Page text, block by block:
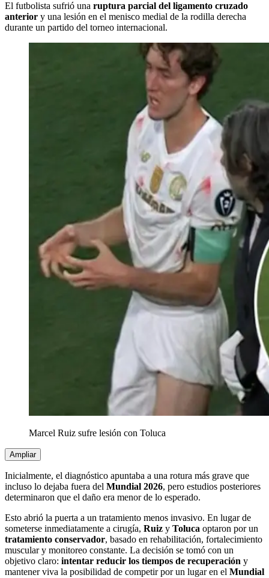
El futbolista sufrió una ruptura parcial del ligamento cruzado
anterior y una lesión en el menisco medial de la rodilla derecha
durante un partido del torneo internacional.
Marcel Ruiz sufre lesión con Toluca
Ampliar
Inicialmente, el diagnóstico apuntaba a una rotura más grave que
incluso lo dejaba fuera del Mundial 2026, pero estudios posteriores
determinaron que el daño era menor de lo esperado.
Esto abrió la puerta a un tratamiento menos invasivo. En lugar de
someterse inmediatamente a cirugía, Ruiz y Toluca optaron por un
tratamiento conservador, basado en rehabilitación, fortalecimiento
muscular y monitoreo constante. La decisión se tomó con un
objetivo claro: intentar reducir los tiempos de recuperación y
mantener viva la posibilidad de competir por un lugar en el Mundial